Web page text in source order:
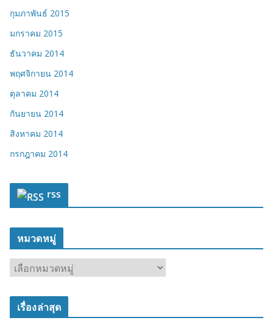
กุมภาพันธ์ 2015
มกราคม 2015
ธันวาคม 2014
พฤศจิกายน 2014
ตุลาคม 2014
กันยายน 2014
สิงหาคม 2014
กรกฎาคม 2014
rss
หมวดหมู่
ม
ว
เรื่องล่าสุด